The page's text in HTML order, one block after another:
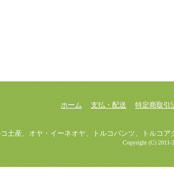
ホーム 支払・配送 特定商取引
オヤ・イーネオヤ、トルコパンツ、トルコアク
Copyright (C) 2011-